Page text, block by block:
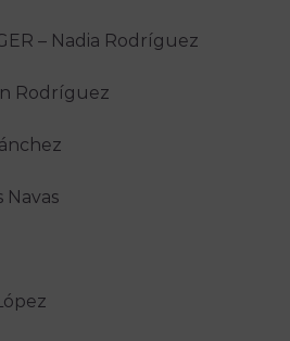
– Nadia Rodríguez
Rodríguez
Navas